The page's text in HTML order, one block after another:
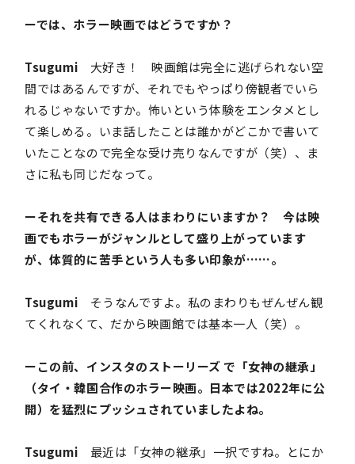
ーでは、ホラー映画ではどうですか？
Tsugumi 大好き！ 映画館は完全に逃げられない空
間ではあるんですが、それでもやっぱり傍観者でいら
れるじゃないですか。怖いという体験をエンタメとし
て楽しめる。いま話したことは誰かがどこかで書いて
いたことなので完全な受け売りなんですが（笑）、ま
さに私も同じだなって。
ーそれを共有できる人はまわりにいますか？ 今は映
画でもホラーがジャンルとして盛り上がっています
が、体質的に苦手という人も多い印象が……。
Tsugumi そうなんですよ。私のまわりもぜんぜん観
てくれなくて、だから映画館では基本一人（笑）。
ーこの前、インスタのストーリーズ で「女神の継承」
（タイ・韓国合作のホラー映画。日本では2022年に公
開）を猛烈にプッシュされていましたよね。
Tsugumi 最近は「女神の継承」一択ですね。とにか